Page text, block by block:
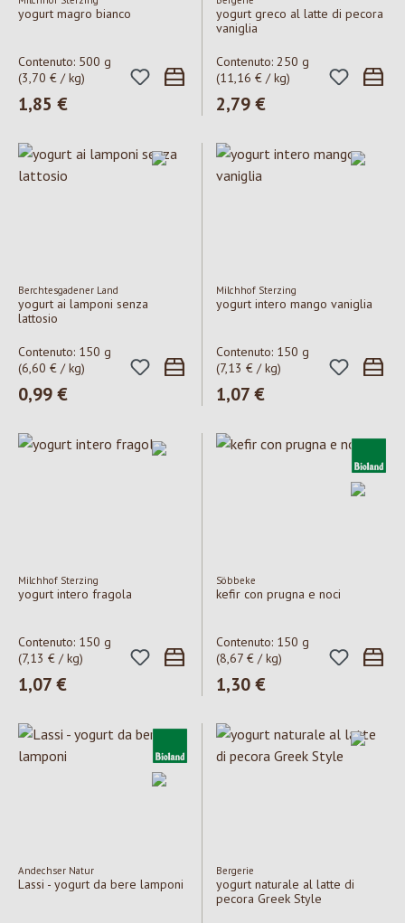
yogurt magro bianco
Contenuto: 500 g
(3,70 € / kg)
Prezzo normale:
1,85 €
yogurt greco al latte di pecora
vaniglia
Contenuto: 250 g
(11,16 € / kg)
Prezzo normale:
2,79 €
Berchtesgadener Land
yogurt ai lamponi senza
lattosio
Contenuto: 150 g
(6,60 € / kg)
Prezzo normale:
0,99 €
Milchhof Sterzing
yogurt intero mango vaniglia
Contenuto: 150 g
(7,13 € / kg)
Prezzo normale:
1,07 €
Milchhof Sterzing
yogurt intero fragola
Contenuto: 150 g
(7,13 € / kg)
Prezzo normale:
1,07 €
Söbbeke
kefir con prugna e noci
Contenuto: 150 g
(8,67 € / kg)
Prezzo normale:
1,30 €
Andechser Natur
Lassi - yogurt da bere lamponi
Bergerie
yogurt naturale al latte di
pecora Greek Style